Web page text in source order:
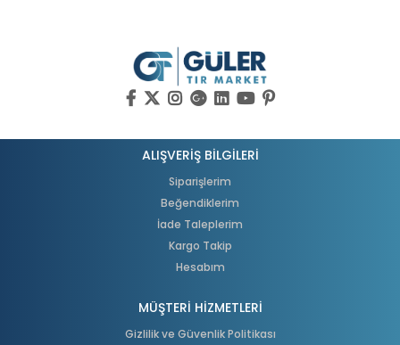
ALIŞVERİŞ BİLGİLERİ
Siparişlerim
Beğendiklerim
İade Taleplerim
Kargo Takip
Hesabım
MÜŞTERİ HİZMETLERİ
Gizlilik ve Güvenlik Politikası